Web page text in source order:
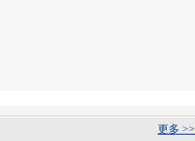
更多 >>